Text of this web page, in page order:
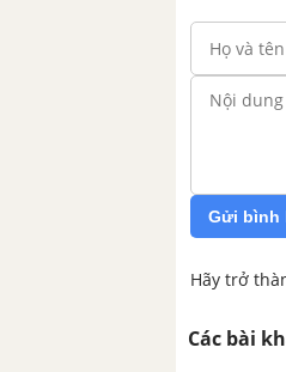
Gửi bình
Hãy trở
Các bài